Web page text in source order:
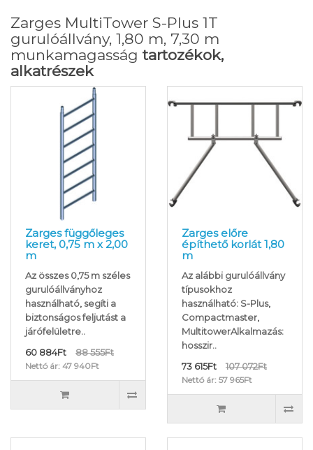
Zarges MultiTower S-Plus 1T
gurulóállvány, 1,80 m, 7,30 m
munkamagasság tartozékok,
alkatrészek
Zarges függőleges
keret, 0,75 m x 2,00
m
Az összes 0,75 m széles
gurulóállványhoz
használható, segíti a
biztonságos feljutást a
járófelületre..
60 884Ft
88 555Ft
Nettó ár: 47 940Ft
Zarges előre
építhető korlát 1,80
m
Az alábbi gurulóállvány
típusokhoz
használható: S-Plus,
Compactmaster,
MultitowerAlkalmazás:
hosszir..
73 615Ft
107 072Ft
Nettó ár: 57 965Ft